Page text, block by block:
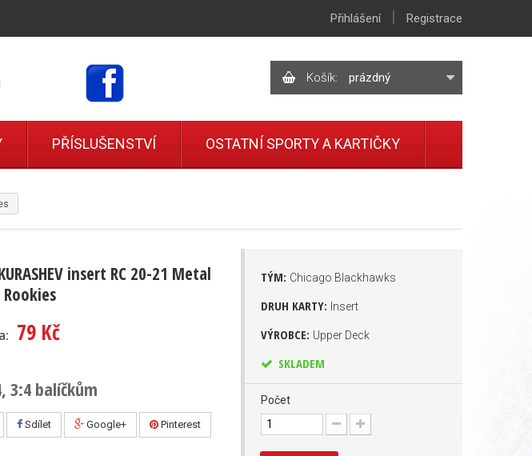
insert RC 20-21 Metal
79 Kč
3:4 balíčkům
Sdílet Google+ Pinterest
TÝM: Chicago Blackhawks
DRUH KARTY: Insert
VÝROBCE: Upper Deck
SKLADEM
Počet
Přihlášení | Registrace
Košík: prázdný
PŘÍSLUŠENSTVÍ OSTATNÍ SPORTY A KARTIČKY